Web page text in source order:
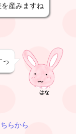
産みますね
っ
はな
らから